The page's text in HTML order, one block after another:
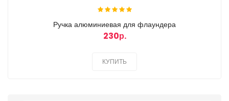
Ручка алюминиевая для флаундера
230р.
КУПИТЬ